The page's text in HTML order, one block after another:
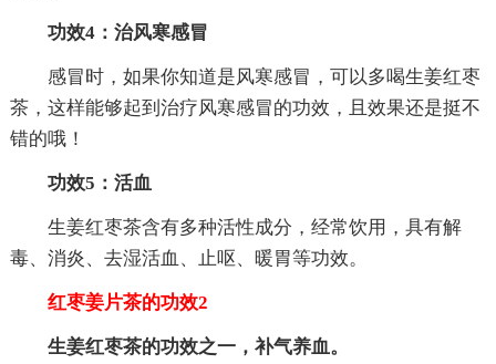
功效4：治风寒感冒
感冒时，如果你知道是风寒感冒，可以多喝生姜红枣
茶，这样能够起到治疗风寒感冒的功效，且效果还是挺不
错的哦！
功效5：活血
生姜红枣茶含有多种活性成分，经常饮用，具有解
毒、消炎、去湿活血、止呕、暖胃等功效。
红枣姜片茶的功效2
生姜红枣茶的功效之一，补气养血。